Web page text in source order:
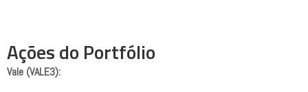
Ações do Portfólio
Vale (VALE3):